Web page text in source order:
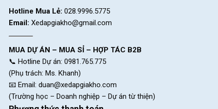
Hotline Mua Lẻ: 028.9996.5775
Email: Xedapgiakho@gmail.com
MUA DỰ ÁN – MUA SỈ – HỢP TÁC B2B
📞 Hotline Dự án: 0981.765.775
(Phụ trách: Ms. Khanh)
📧 Email: duan@xedapgiakho.com
(Trường học – Doanh nghiệp – Dự án từ thiện)